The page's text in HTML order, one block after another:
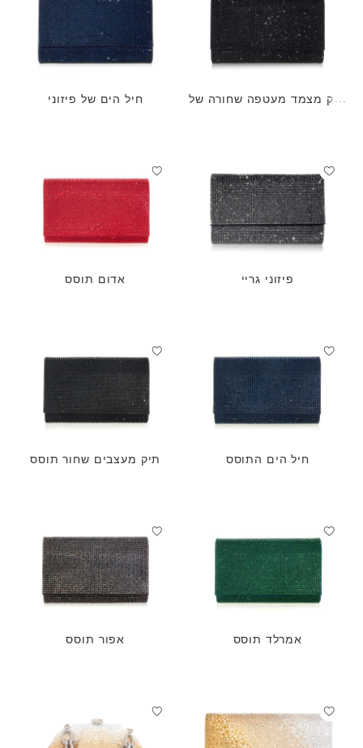
תיק מצמד מעטפה שחורה של
חיל הים של פיזוני
פיזוני גריי אדום תוסס
חיל הים התוסס תיק מעצבים שחור תוסס
אמרלד תוסס אפור תוסס